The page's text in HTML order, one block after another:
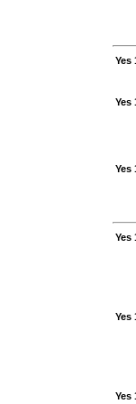
Yes
Yes
Yes
Yes
Yes
Yes